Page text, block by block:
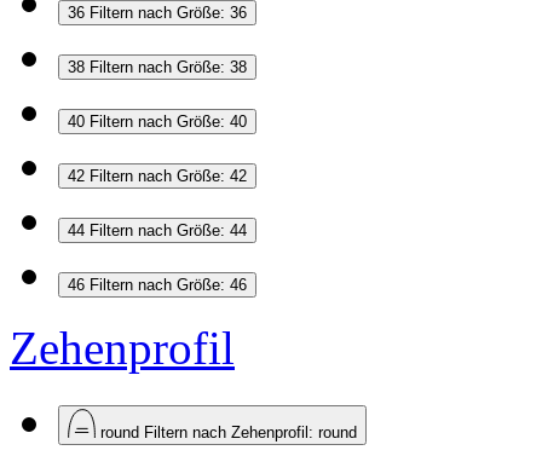
36 Filtern nach Größe: 36
38 Filtern nach Größe: 38
40 Filtern nach Größe: 40
42 Filtern nach Größe: 42
44 Filtern nach Größe: 44
46 Filtern nach Größe: 46
Zehenprofil
round Filtern nach Zehenprofil: round